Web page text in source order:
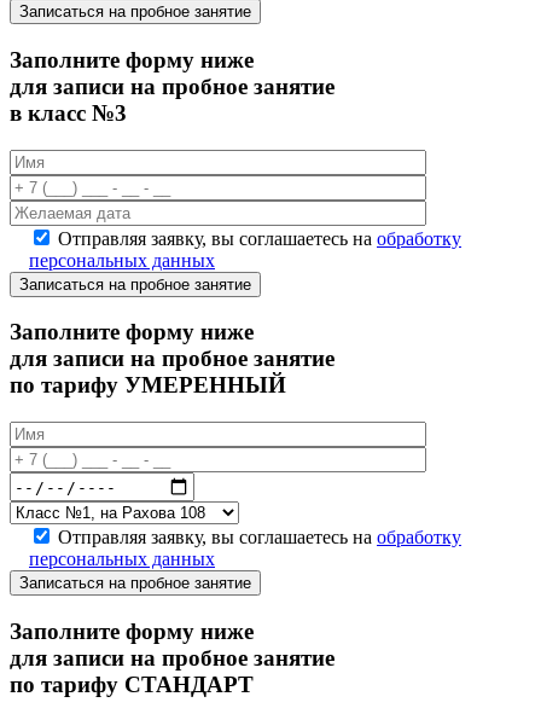
Записаться на пробное занятие
Заполните форму ниже
для записи на пробное занятие
в класс №3
Отправляя заявку, вы соглашаетесь на обработку
персональных данных
Записаться на пробное занятие
Заполните форму ниже
для записи на пробное занятие
по тарифу УМЕРЕННЫЙ
Отправляя заявку, вы соглашаетесь на обработку
персональных данных
Записаться на пробное занятие
Заполните форму ниже
для записи на пробное занятие
по тарифу СТАНДАРТ